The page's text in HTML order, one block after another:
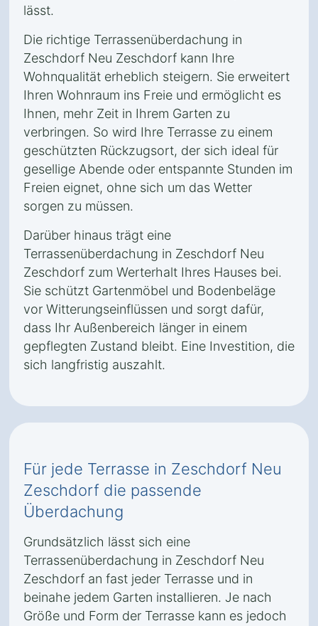
lässt.
Die richtige Terrassenüberdachung in
Zeschdorf Neu Zeschdorf kann Ihre
Wohnqualität erheblich steigern. Sie erweitert
Ihren Wohnraum ins Freie und ermöglicht es
Ihnen, mehr Zeit in Ihrem Garten zu
verbringen. So wird Ihre Terrasse zu einem
geschützten Rückzugsort, der sich ideal für
gesellige Abende oder entspannte Stunden im
Freien eignet, ohne sich um das Wetter
sorgen zu müssen.
Darüber hinaus trägt eine
Terrassenüberdachung in Zeschdorf Neu
Zeschdorf zum Werterhalt Ihres Hauses bei.
Sie schützt Gartenmöbel und Bodenbeläge
vor Witterungseinflüssen und sorgt dafür,
dass Ihr Außenbereich länger in einem
gepflegten Zustand bleibt. Eine Investition, die
sich langfristig auszahlt.
Für jede Terrasse in Zeschdorf Neu
Zeschdorf die passende
Überdachung
Grundsätzlich lässt sich eine
Terrassenüberdachung in Zeschdorf Neu
Zeschdorf an fast jeder Terrasse und in
beinahe jedem Garten installieren. Je nach
Größe und Form der Terrasse kann es jedoch